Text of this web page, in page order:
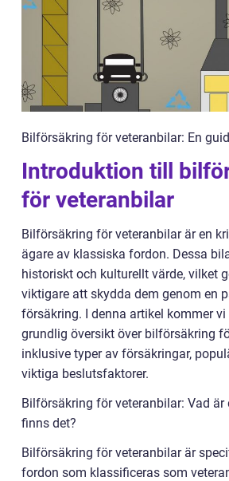
Bilförsäkring för veteranbilar: En
Introduktion till
för veteranbilar
Bilförsäkring för veteranbilar är en
ägare av klassiska fordon. Dessa
historiskt och kulturellt värde, vilket
viktigare att skydda dem genom en
försäkring. I denna artikel kommer vi
grundlig översikt över bilförsäkring
inklusive typer av försäkringar,
viktiga beslutsfaktorer.
Bilförsäkring för veteranbilar: Vad är
finns det?
Bilförsäkring för veteranbilar är
fordon som klassificeras som